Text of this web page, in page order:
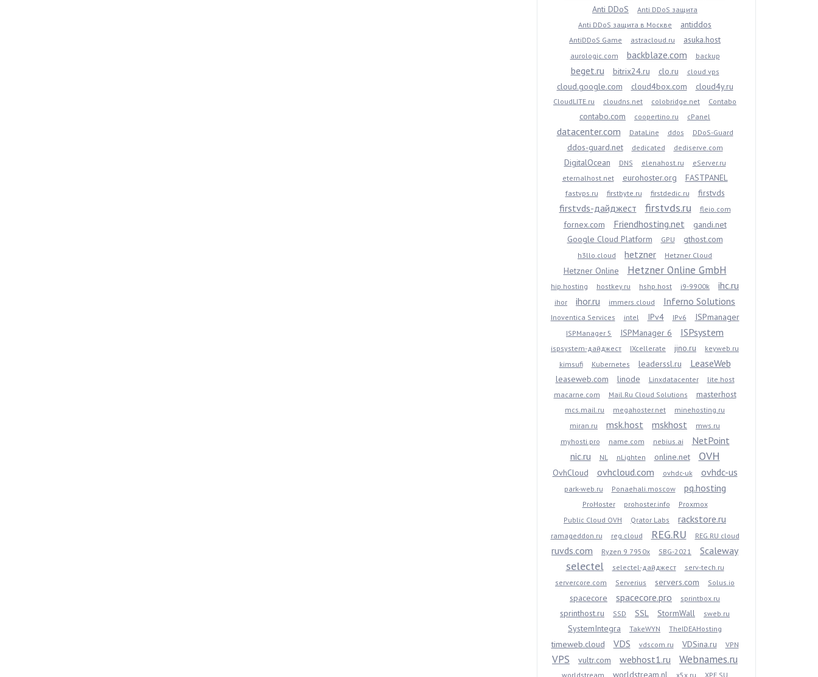
Anti DDoS
Anti DDoS защита
Anti DDoS защита в Москве
antiddos
AntiDDoS Game astracloud.ru asuka.host
aurologic.com backblaze.com backup
beget.ru bitrix24.ru clo.ru cloud vps
cloud.google.com cloud4box.com cloud4y.ru
CloudLITE.ru cloudns.net colobridge.net Contabo
contabo.com coopertino.ru cPanel
datacenter.com DataLine ddos DDoS-Guard
ddos-guard.net dedicated dediserve.com
DigitalOcean DNS elenahost.ru
eServer.ru
eternalhost.net
eurohoster.org FASTPANEL
fastvps.ru firstbyte.ru firstdedic.ru firstvds
firstvds-дайджест firstvds.ru fleio.com
fornex.com Friendhosting.net
gandi.net
Google Cloud Platform
GPU gthost.com
h3llo.cloud hetzner Hetzner Cloud
Hetzner Online Hetzner Online GmbH
hip.hosting hostkey.ru hshp.host i9-9900k ihc.ru
ihor ihor.ru immers.cloud Inferno Solutions
Inoventica Services intel IPv4 IPv6 ISPmanager
ISPManager 5 ISPManager 6 ISPsystem
ispsystem-дайджест IXcellerate jino.ru
keyweb.ru
kimsufi
Kubernetes leaderssl.ru LeaseWeb
leaseweb.com linode Linxdatacenter
lite.host
macarne.com
Mail.Ru Cloud Solutions masterhost
mcs.mail.ru megahoster.net
minehosting.ru
miran.ru
msk.host mskhost
mws.ru
myhosti.pro
name.com nebius.ai
NetPoint
nic.ru
NL nLighten online.net OVH
OvhCloud ovhcloud.com ovhdc-uk ovhdc-us
park-web.ru Ponaehali.moscow pq.hosting
ProHoster prohoster.info
Proxmox
Public Cloud OVH
Qrator Labs rackstore.ru
ramageddon.ru reg.cloud REG.RU REG.RU cloud
ruvds.com Ryzen 9 7950x SBG-2021 Scaleway
selectel selectel-дайджест
serv-tech.ru
servercore.com
Serverius servers.com Solus.io
spacecore spacecore.pro sprintbox.ru
sprinthost.ru SSD SSL StormWall sweb.ru
SystemIntegra TakeWYN TheIDEAHosting
timeweb.cloud VDS vdscom.ru VDSina.ru VPN
VPS vultr.com webhost1.ru Webnames.ru
worldstream worldstream.nl x5x.ru XPE.SU